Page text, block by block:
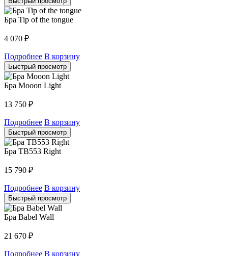
Бра Tip of the tongue
4 070 ₽
Подробнее В корзину
Быстрый просмотр
Бра Mooon Light
13 750 ₽
Подробнее В корзину
Быстрый просмотр
Бра TB553 Right
15 790 ₽
Подробнее В корзину
Быстрый просмотр
Бра Babel Wall
21 670 ₽
Подробнее В корзину